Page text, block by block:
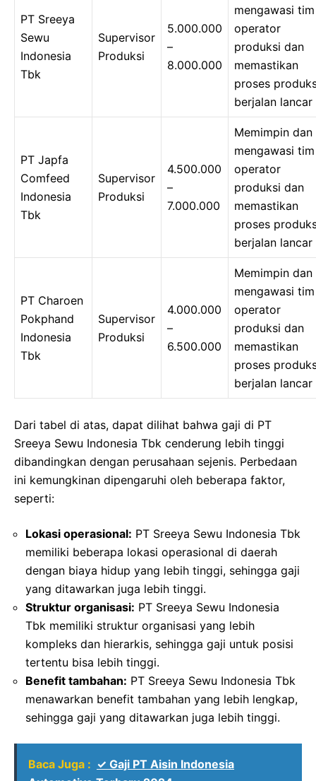
PT Sreeya
Sewu
Indonesia
Tbk
Supervisor
Produksi
5.000.000
–
8.000.000
mengawasi tim
operator
produksi dan
memastikan
proses
berjalan lancar
PT Japfa
Comfeed
Indonesia
Tbk
Supervisor
Produksi
4.500.000
–
7.000.000
Memimpin dan
mengawasi tim
operator
produksi dan
memastikan
proses
berjalan lancar
PT Charoen
Pokphand
Indonesia
Tbk
Supervisor
Produksi
4.000.000
–
6.500.000
Memimpin dan
mengawasi tim
operator
produksi dan
memastikan
proses
berjalan lancar
Dari tabel di atas, dapat dilihat bahwa gaji di PT
Sreeya Sewu Indonesia Tbk cenderung lebih tinggi
dibandingkan dengan perusahaan sejenis. Perbedaan
ini kemungkinan dipengaruhi oleh beberapa faktor,
seperti:
Lokasi operasional: PT Sreeya Sewu Indonesia Tbk
memiliki beberapa lokasi operasional di daerah
dengan biaya hidup yang lebih tinggi, sehingga gaji
yang ditawarkan juga lebih tinggi.
Struktur organisasi: PT Sreeya Sewu Indonesia
Tbk memiliki struktur organisasi yang lebih
kompleks dan hierarkis, sehingga gaji untuk posisi
tertentu bisa lebih tinggi.
Benefit tambahan: PT Sreeya Sewu Indonesia Tbk
menawarkan benefit tambahan yang lebih lengkap,
sehingga gaji yang ditawarkan juga lebih tinggi.
Baca Juga : ✓ Gaji PT Aisin Indonesia